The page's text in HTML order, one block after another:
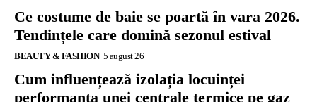
Ce costume de baie se poartă în vara 2026.
Tendințele care domină sezonul estival
BEAUTY & FASHION 5 august 26
Cum influențează izolația locuinței
performanța unei centrale termice pe gaz